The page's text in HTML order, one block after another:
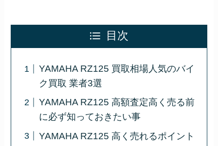
目次
YAMAHA RZ125 買取相場人気のバイ
ク買取 業者3選
YAMAHA RZ125 高額査定高く売る前
に必ず知っておきたい事
YAMAHA RZ125 高く売れるポイント